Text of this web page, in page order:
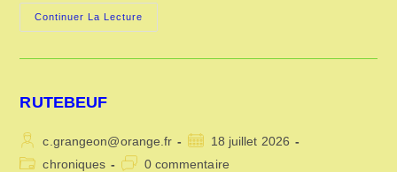
Continuer La Lecture
AU
RUTEBEUF
Auteur/autrice
de
c.grangeon@orange.fr
Publication
publiée :
18 juillet 2026
Postchroniques
Commentaires
0 commentaire